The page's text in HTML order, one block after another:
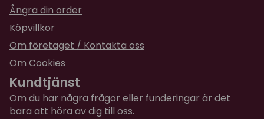
Ångra din order
Köpvillkor
Om företaget / Kontakta oss
Om Cookies
Kundtjänst
Om du har några frågor eller funderingar är det
bara att höra av dig till oss.